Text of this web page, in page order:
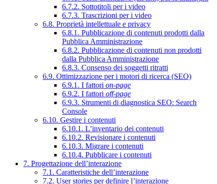
6.7.2. Sottotitoli per i video
6.7.3. Trascrizioni per i video
6.8. Proprietà intellettuale e privacy
6.8.1. Pubblicazione di contenuti prodotti dalla
Pubblica Amministrazione
6.8.2. Pubblicazione di contenuti non prodotti
dalla Pubblica Amministrazione
6.8.3. Consenso dei soggetti ritratti
6.9. Ottimizzazione per i motori di ricerca (SEO)
6.9.1. I fattori on-page
6.9.2. I fattori off-page
6.9.3. Strumenti di diagnostica SEO: Search
Console
6.10. Gestire i contenuti
6.10.1. L’inventario dei contenuti
6.10.2. Revisionare i contenuti
6.10.3. Migrare i contenuti
6.10.4. Pubblicare i contenuti
7. Progettazione dell’interazione
7.1. Caratteristiche dell’interazione
7.2. User stories per definire l’interazione